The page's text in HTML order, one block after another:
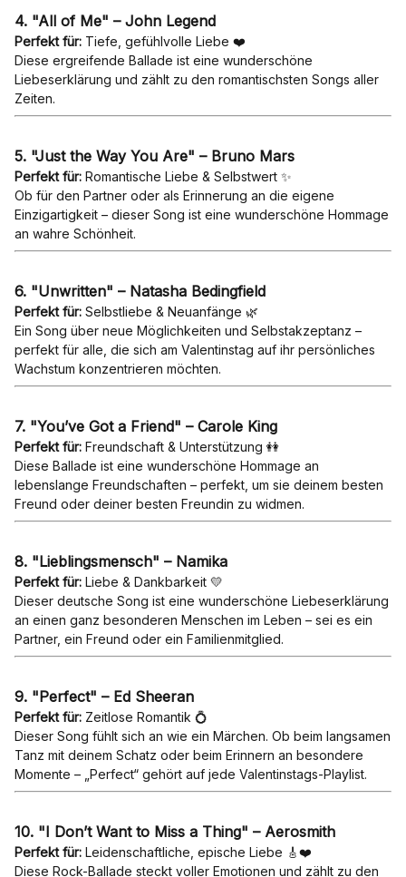
4. "All of Me" – John Legend
Perfekt für: Tiefe, gefühlvolle Liebe ❤️
Diese ergreifende Ballade ist eine wunderschöne
Liebeserklärung und zählt zu den romantischsten Songs aller
Zeiten.
5. "Just the Way You Are" – Bruno Mars
Perfekt für: Romantische Liebe & Selbstwert ✨
Ob für den Partner oder als Erinnerung an die eigene
Einzigartigkeit – dieser Song ist eine wunderschöne Hommage
an wahre Schönheit.
6. "Unwritten" – Natasha Bedingfield
Perfekt für: Selbstliebe & Neuanfänge 🌿
Ein Song über neue Möglichkeiten und Selbstakzeptanz –
perfekt für alle, die sich am Valentinstag auf ihr persönliches
Wachstum konzentrieren möchten.
7. "You’ve Got a Friend" – Carole King
Perfekt für: Freundschaft & Unterstützung 👭
Diese Ballade ist eine wunderschöne Hommage an
lebenslange Freundschaften – perfekt, um sie deinem besten
Freund oder deiner besten Freundin zu widmen.
8. "Lieblingsmensch" – Namika
Perfekt für: Liebe & Dankbarkeit 💛
Dieser deutsche Song ist eine wunderschöne Liebeserklärung
an einen ganz besonderen Menschen im Leben – sei es ein
Partner, ein Freund oder ein Familienmitglied.
9. "Perfect" – Ed Sheeran
Perfekt für: Zeitlose Romantik 💍
Dieser Song fühlt sich an wie ein Märchen. Ob beim langsamen
Tanz mit deinem Schatz oder beim Erinnern an besondere
Momente – „Perfect“ gehört auf jede Valentinstags-Playlist.
10. "I Don’t Want to Miss a Thing" – Aerosmith
Perfekt für: Leidenschaftliche, epische Liebe 🎸❤️
Diese Rock-Ballade steckt voller Emotionen und zählt zu den